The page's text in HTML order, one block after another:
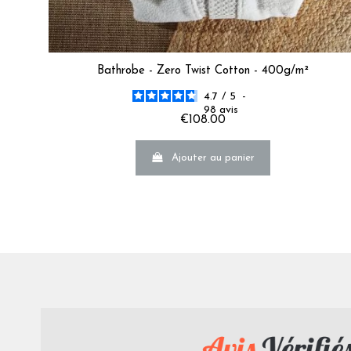
Bathrobe - Zero Twist Cotton - 400g/m²
4.7 / 5
-
98 avis
€108.00
Ajouter au panier